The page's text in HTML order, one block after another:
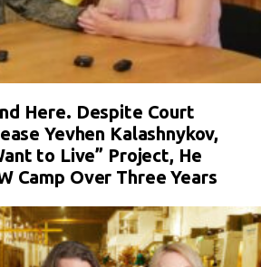
Here. Despite Court
Yevhen Kalashnykov,
to Live” Project, He
Camp Over Three Years